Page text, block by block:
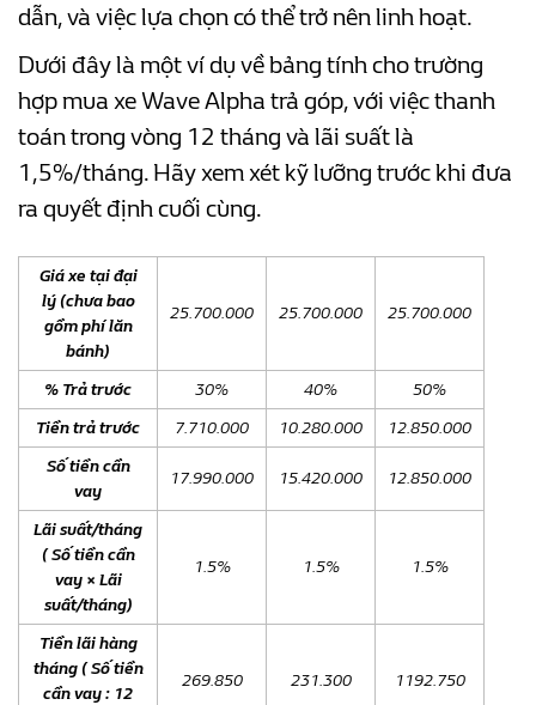
dẫn, và việc lựa chọn có thể trở nên linh hoạt.
Dưới đây là một ví dụ về bảng tính cho trường
hợp mua xe Wave Alpha trả góp, với việc thanh
toán trong vòng 12 tháng và lãi suất là
1,5%/tháng. Hãy xem xét kỹ lưỡng trước khi đưa
ra quyết định cuối cùng.
Giá xe tại đại
lý (chưa bao
gồm phí lăn
bánh)
25.700.000 25.700.000 25.700.000
% Trả trước 30% 40%
50%
Tiền trả trước
7.710.000 10.280.000
12.850.000
Số tiền cần
vay
17.990.000 15.420.000 12.850.000
Lãi suất/tháng
( Số tiền cần
vay × Lãi
suất/tháng)
1.5% 1.5% 1.5%
Tiền lãi hàng
tháng ( Số tiền
cần vay : 12
269.850 231.300 1192.750